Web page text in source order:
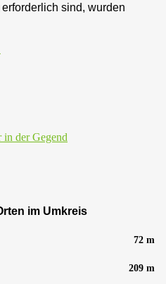
sind, wurden
in der Gegend
im Umkreis
72 m
209 m